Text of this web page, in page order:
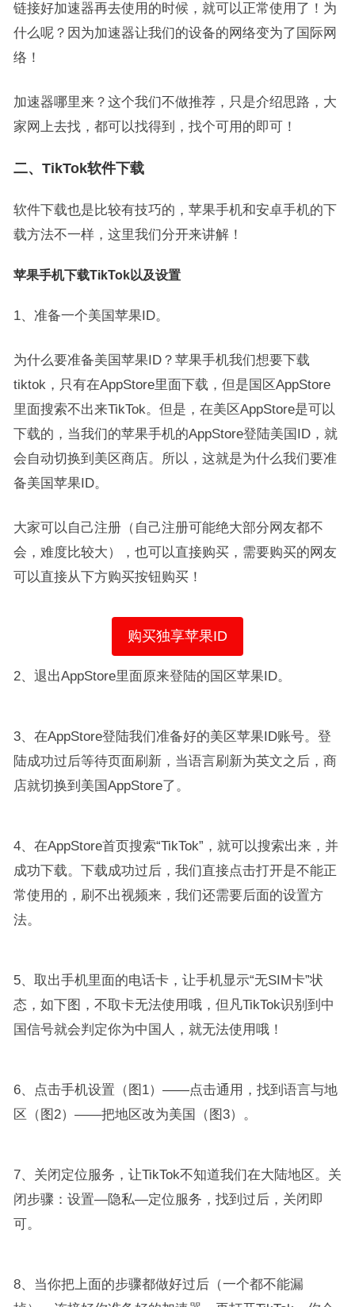
链接好加速器再去使用的时候，就可以正常使用了！为
什么呢？因为加速器让我们的设备的网络变为了国际网
络！
加速器哪里来？这个我们不做推荐，只是介绍思路，大
家网上去找，都可以找得到，找个可用的即可！
二、TikTok软件下载
软件下载也是比较有技巧的，苹果手机和安卓手机的下
载方法不一样，这里我们分开来讲解！
苹果手机下载TikTok以及设置
1、准备一个美国苹果ID。
为什么要准备美国苹果ID？苹果手机我们想要下载
tiktok，只有在AppStore里面下载，但是国区AppStore
里面搜索不出来TikTok。但是，在美区AppStore是可以
下载的，当我们的苹果手机的AppStore登陆美国ID，就
会自动切换到美区商店。所以，这就是为什么我们要准
备美国苹果ID。
大家可以自己注册（自己注册可能绝大部分网友都不
会，难度比较大），也可以直接购买，需要购买的网友
可以直接从下方购买按钮购买！
购买独享苹果ID
2、退出AppStore里面原来登陆的国区苹果ID。
3、在AppStore登陆我们准备好的美区苹果ID账号。登
陆成功过后等待页面刷新，当语言刷新为英文之后，商
店就切换到美国AppStore了。
4、在AppStore首页搜索“TikTok”，就可以搜索出来，并
成功下载。下载成功过后，我们直接点击打开是不能正
常使用的，刷不出视频来，我们还需要后面的设置方
法。
5、取出手机里面的电话卡，让手机显示“无SIM卡”状
态，如下图，不取卡无法使用哦，但凡TikTok识别到中
国信号就会判定你为中国人，就无法使用哦！
6、点击手机设置（图1）——点击通用，找到语言与地
区（图2）——把地区改为美国（图3）。
7、关闭定位服务，让TikTok不知道我们在大陆地区。关
闭步骤：设置—隐私—定位服务，找到过后，关闭即
可。
8、当你把上面的步骤都做好过后（一个都不能漏